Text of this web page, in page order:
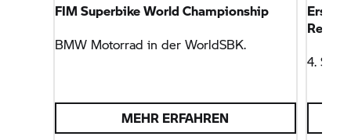
FIM Superbike World Championship
BMW Motorrad in der WorldSBK.
MEHR ERFAHREN
Erste
4.